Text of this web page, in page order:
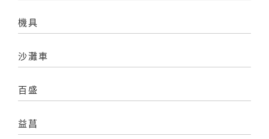
機具
沙灘車
百盛
益菖